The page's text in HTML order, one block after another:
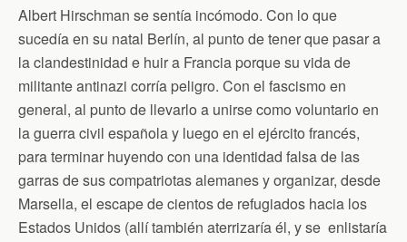
o
o
k
e
r
F
r
i
e
n
d
y
A
p
p
Albert Hirschman se sentía incómodo. Con lo que
sucedía en su natal Berlín, al punto de tener que pasar a
la clandestinidad e huir a Francia porque su vida de
militante antinazi corría peligro. Con el fascismo en
general, al punto de llevarlo a unirse como voluntario en
la guerra civil española y luego en el ejército francés,
para terminar huyendo con una identidad falsa de las
garras de sus compatriotas alemanes y organizar, desde
Marsella, el escape de cientos de refugiados hacia los
Estados Unidos (allí también aterrizaría él, y se enlistaría